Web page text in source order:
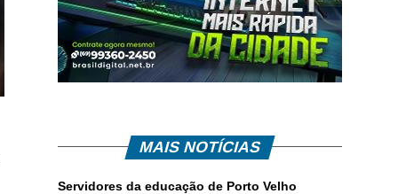
MAIS NOTÍCIAS
Servidores da educação de Porto Velho